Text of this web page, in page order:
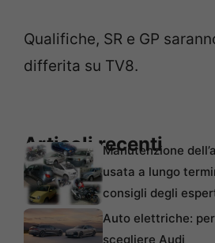
Qualifiche, SR e GP
differita su TV8.
Articoli recenti
Manutenzione
usata a lungo
consigli degli
Auto elettriche:
scegliere Audi